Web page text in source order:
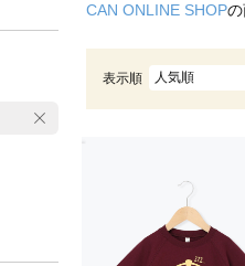
CAN ONLINE SHOPの
表示順 人気順